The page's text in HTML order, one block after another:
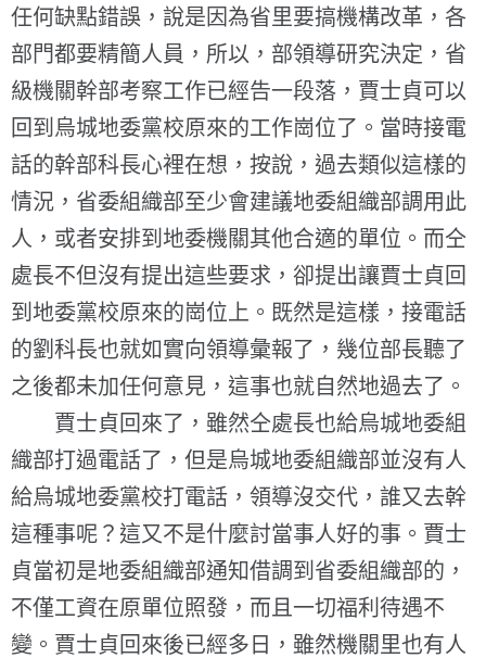
任何缺點錯誤，說是因為省里要搞機構改革，各
部門都要精簡人員，所以，部領導研究決定，省
級機關幹部考察工作已經告一段落，賈士貞可以
回到烏城地委黨校原來的工作崗位了。當時接電
話的幹部科長心裡在想，按說，過去類似這樣的
情況，省委組織部至少會建議地委組織部調用此
人，或者安排到地委機關其他合適的單位。而仝
處長不但沒有提出這些要求，卻提出讓賈士貞回
到地委黨校原來的崗位上。既然是這樣，接電話
的劉科長也就如實向領導彙報了，幾位部長聽了
之後都未加任何意見，這事也就自然地過去了。
賈士貞回來了，雖然仝處長也給烏城地委組
織部打過電話了，但是烏城地委組織部並沒有人
給烏城地委黨校打電話，領導沒交代，誰又去幹
這種事呢？這又不是什麼討當事人好的事。賈士
貞當初是地委組織部通知借調到省委組織部的，
不僅工資在原單位照發，而且一切福利待遇不
變。賈士貞回來後已經多日，雖然機關里也有人